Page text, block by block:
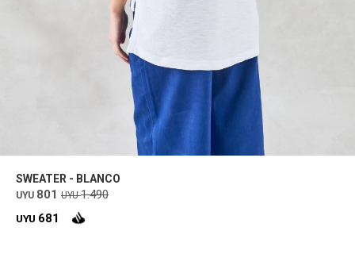
SWEATER - BLANCO
UYU 801 UYU 1.490
UYU 681